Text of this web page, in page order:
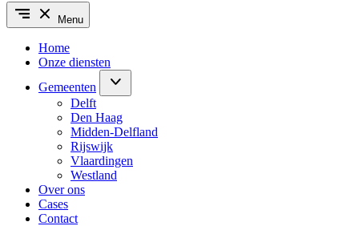
Menu
Home
Onze diensten
Gemeenten
Delft
Den Haag
Midden-Delfland
Rijswijk
Vlaardingen
Westland
Over ons
Cases
Contact